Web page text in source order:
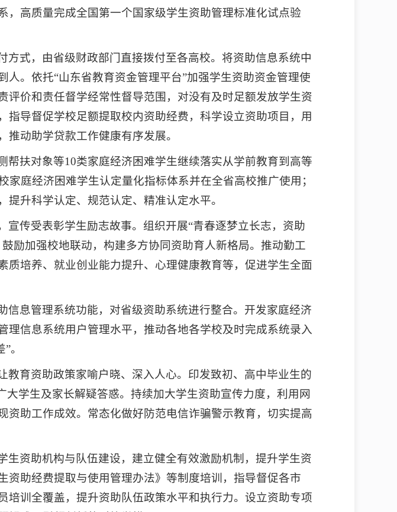
高质量完成全国第一个国家级学生资助管理标准化试点验
式，由省级财政部门直接拨付至各高校。将资助信息系统中
。依托“山东省教育资金管理平台”加强学生资助资金管理使
价和责任督学经常性督导范围，对没有及时足额发放学生资
导督促学校足额提取校内资助经费，科学设立资助项目，用
动助学贷款工作健康有序发展。
扶对象等10类家庭经济困难学生继续落实从学前教育到高等
庭经济困难学生认定量化指标体系并在全省高校推广使用；
升科学认定、规范认定、精准认定水平。
传受表彰学生励志故事。组织开展“青春逐梦立长志，资助
励加强校地联动，构建多方协同资助育人新格局。推动勤工
培养、就业创业能力提升、心理健康教育等，促进学生全面
息管理系统功能，对省级资助系统进行整合。开发家庭经济
信息系统用户管理水平，推动各地各学校及时完成系统录入
。
育资助政策家喻户晓、深入人心。印发致初、高中毕业生的
学生及家长解疑答惑。持续加大学生资助宣传力度，利用网
助工作成效。常态化做好防范电信诈骗警示教育，切实提高
资助机构与队伍建设，建立健全有效激励机制，提升学生资
助经费提取与使用管理办法》等制度培训，指导督促各市
训全覆盖，提升资助队伍政策水平和执行力。设立资助专项